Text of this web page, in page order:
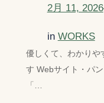
2月 11, 2026
in WORKS
優しくて、わかりや
す Webサイト・パ
「…